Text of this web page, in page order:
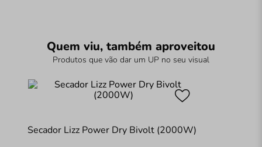
Quem viu, também aproveitou
Produtos que vão dar um UP no seu visual
Secador Lizz Power Dry Bivolt (2000W)